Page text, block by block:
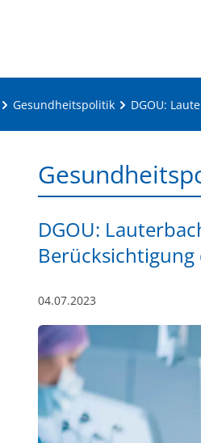
Gesundheitspolitik DGOU:
DGOU:
04.07.2023